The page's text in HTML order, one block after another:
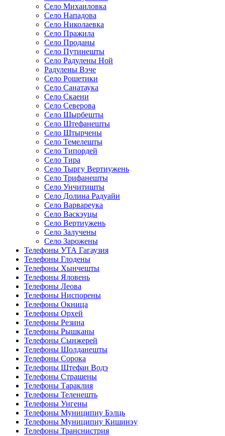
Село Михаиловка
Село Нападова
Село Николаевка
Село Пражила
Село Проданы
Село Путинешты
Село Радулены Ной
Радулены Вэче
Село Рошетики
Село Санатаука
Село Скаени
Село Северова
Село Шырбешты
Село Штефанешты
Село Штырчены
Село Темелешты
Село Типордей
Село Тира
Село Тыргу Вертиужень
Село Трифанешты
Село Унчитишты
Село Долина Радуайи
Село Варвареука
Село Васкэуцы
Село Вертиужень
Село Залучены
Село Зарожены
Телефоны УТА Гагаузия
Телефоны Глодены
Телефоны Хынчешты
Телефоны Яловень
Телефоны Леова
Телефоны Ниспорены
Телефоны Окница
Телефоны Орхей
Телефоны Резина
Телефоны Рышканы
Телефоны Сынжерей
Телефоны Шолданешты
Телефоны Сорока
Телефоны Штефан Водэ
Телефоны Страшены
Телефоны Тараклия
Телефоны Теленешть
Телефоны Унгены
Телефоны Муниципиу Бэлць
Телефоны Муниципиу Кишинэу
Телефоны Транснистрия